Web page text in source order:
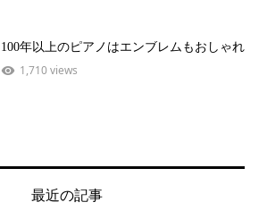
100年以上のピアノはエンブレムもおしゃれ
1,710 views
最近の記事